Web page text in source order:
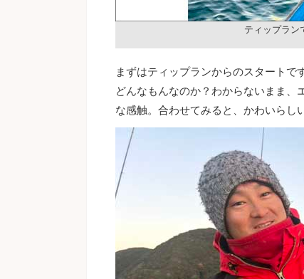
ティップラン
まずはティップランからのスタート
どんなもんなのか？わからないまま、
な感触。合わせてみると、かわいらし